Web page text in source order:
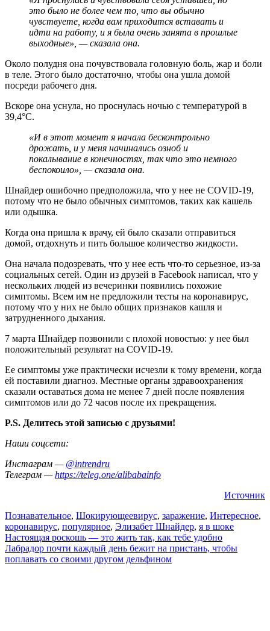
это было не более чем то, что вы обычно
чувствуете, когда вам приходится вставать и
идти на работу, и я была очень занята в прошлые
выходные», — сказала она.
Около полудня она почувствовала головную боль, жар и боли
в теле. Этого было достаточно, чтобы она ушла домой
посреди рабочего дня.
Вскоре она уснула, но проснулась ночью с температурой в
39,4°C.
«И в этот момент я начала бесконтрольно
дрожать, и у меня начинались озноб и
покалывание в конечностях, так что это немного
беспокоило», — сказала она.
Шнайдер ошибочно предположила, что у нее не COVID-19,
потому что не было обычных симптомов, таких как кашель
или одышка.
Когда она пришла к врачу, ей было сказали отправиться
домой, отдохнуть и пить большое количество жидкости.
Она начала подозревать, что у нее есть что-то серьезное, из-за
социальных сетей. Один из друзей в Facebook написал, что у
нескольких людей из вечеринки появились похожие
симптомы. Всем им не предложили тесты на коронавирус,
потому что у них не было общих признаков кашля и
затрудненного дыхания.
7 марта Шнайдер позвонили с плохой новостью: у нее был
положительный результат на COVID-19.
Ее симптомы уже практически исчезли к тому времени, когда
ей поставили диагноз. Местные органы здравоохранения
сказали оставаться дома не менее 7 дней после появления
симптомов или до 72 часов после их прекращения.
P.S. Делитесь этой записью с друзьями!
Наши соцсети:
Инстаграм — @intrendru
Телеграм —https://teleg.one/alibabainfo
Источник
Познавательное, Шокирующеевирус, заражение, Интересное,
коронавирус, популярное, Элизабет Шнайдер, я в шоке
Навигация
по
Настоящая роскошь — это жить так, как тебе удобно
Лабрадор почти каждый день бежит на пристань, чтобы
поплавать со своими другом дельфином